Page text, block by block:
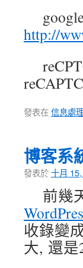
http://
發表在信息處
博客系
發表於十月
前幾
收錄變
大, 還是